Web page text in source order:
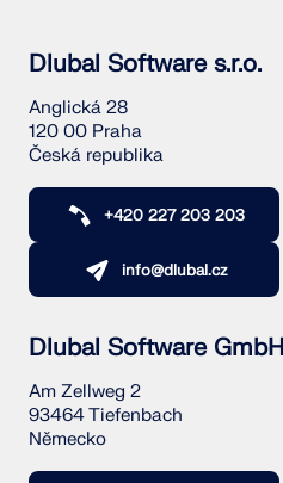
Dlubal Software s.r.o.
Anglická 28
120 00 Praha
Česká republika
+420 227 203 203
info@dlubal.cz
Dlubal Software GmbH
Am Zellweg 2
93464 Tiefenbach
Německo